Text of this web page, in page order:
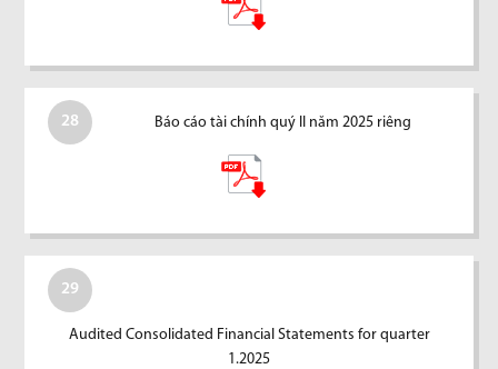
28 Báo cáo tài chính quý II năm 2025 riêng
29
Audited Consolidated Financial Statements for quarter
1.2025